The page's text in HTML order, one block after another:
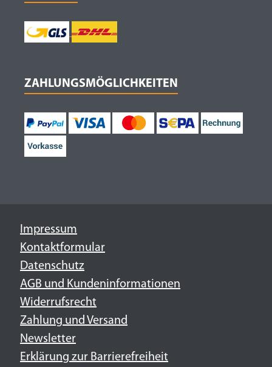
ZAHLUNGSMÖGLICHKEITEN
Impressum
Kontaktformular
Datenschutz
AGB und Kundeninformationen
Widerrufsrecht
Zahlung und Versand
Newsletter
Erklärung zur Barrierefreiheit